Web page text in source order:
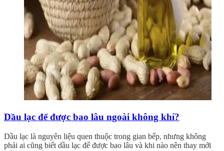
Dầu lạc để được bao lâu ngoài không khí?
Dầu lạc là nguyên liệu quen thuộc trong gian bếp, nhưng không
phải ai cũng biết dầu lạc để được bao lâu và khi nào nên thay mới